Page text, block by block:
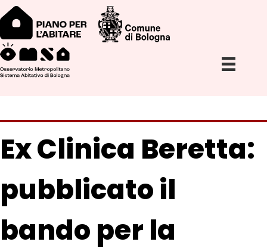
Ex Clinica Beretta:
pubblicato il
bando per la